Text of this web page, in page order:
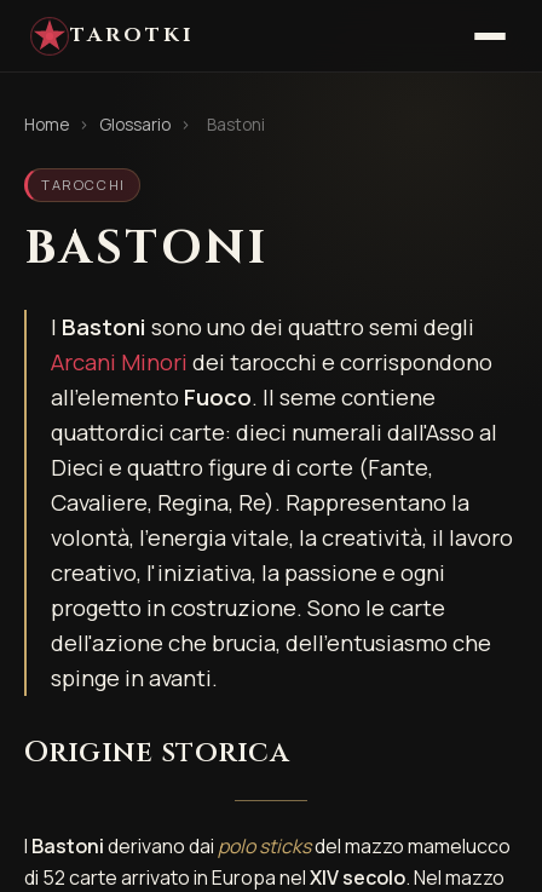
TAROTKI
Home › Glossario › Bastoni
TAROCCHI
BASTONI
I Bastoni sono uno dei quattro semi degli
Arcani Minoridei tarocchi e corrispondono
all'elemento Fuoco. Il seme contiene
quattordici carte: dieci numerali dall'Asso al
Dieci e quattro figure di corte (Fante,
Cavaliere, Regina, Re). Rappresentano la
volontà, l'energia vitale, la creatività, il lavoro
creativo, l'iniziativa, la passione e ogni
progetto in costruzione. Sono le carte
dell'azione che brucia, dell'entusiasmo che
spinge in avanti.
Origine storica
I Bastoniderivano dai polo sticksdel mazzo mamelucco
di 52 carte arrivato in Europa nelXIV secolo. Nel mazzo